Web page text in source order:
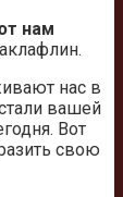
нам
нас в
вашей
Вот
свою